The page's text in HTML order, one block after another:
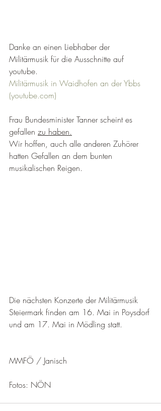
Danke an einen Liebhaber der
Militärmusik für die Ausschnitte auf
youtube.
Militärmusik in Waidhofen an der Ybbs
(youtube.com)
Frau Bundesminister Tanner scheint es
gefallen zu haben.
Wir hoffen, auch alle anderen Zuhörer
hatten Gefallen an dem bunten
musikalischen Reigen.
Die nächsten Konzerte der Militärmusik
Steiermark finden am 16. Mai in Poysdorf
und am 17. Mai in Mödling statt.
MMFÖ / Janisch
Fotos: NÖN